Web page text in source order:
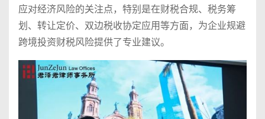
应对经济风险的关注点，特别是在财税合规、税务筹
划、转让定价、双边税收协定应用等方面，为企业规避
跨境投资财税风险提供了专业建议。